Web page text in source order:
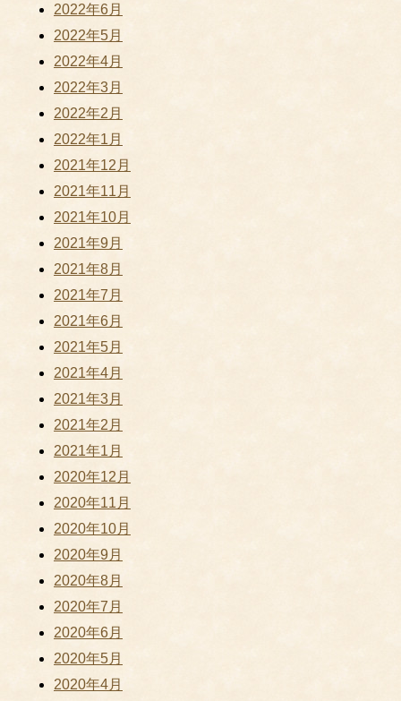
2022年6月
2022年5月
2022年4月
2022年3月
2022年2月
2022年1月
2021年12月
2021年11月
2021年10月
2021年9月
2021年8月
2021年7月
2021年6月
2021年5月
2021年4月
2021年3月
2021年2月
2021年1月
2020年12月
2020年11月
2020年10月
2020年9月
2020年8月
2020年7月
2020年6月
2020年5月
2020年4月